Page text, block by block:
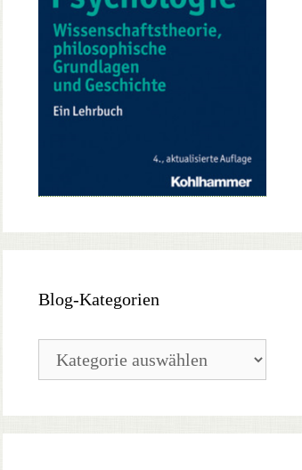
Blog-Kategorien
Kategorien